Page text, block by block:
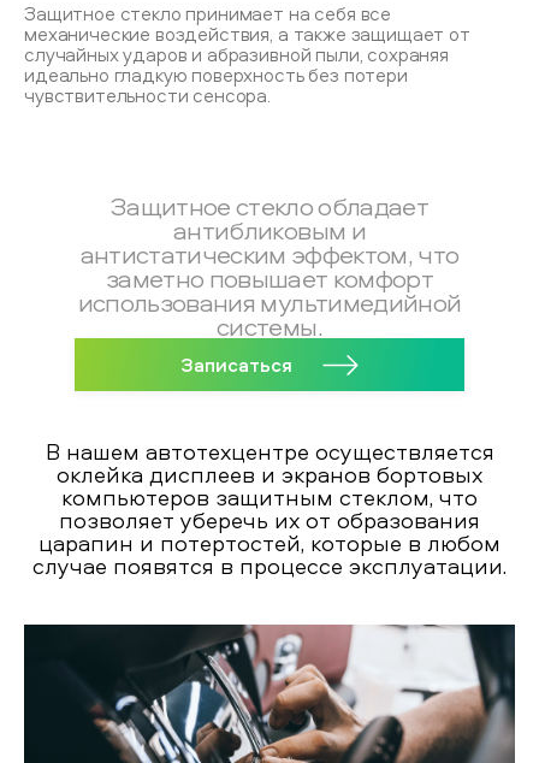
Защитное стекло принимает на себя все
механические воздействия, а также защищает от
случайных ударов и абразивной пыли, сохраняя
идеально гладкую поверхность без потери
чувствительности сенсора.
Защитное стекло обладает
антибликовым и
антистатическим эффектом, что
заметно повышает комфорт
использования мультимедийной
системы.
Записаться
В нашем автотехцентре осуществляется
оклейка дисплеев и экранов бортовых
компьютеров защитным стеклом, что
позволяет уберечь их от образования
царапин и потертостей, которые в любом
случае появятся в процессе эксплуатации.